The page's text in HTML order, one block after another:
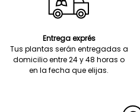
Entrega exprés
Tus plantas serán entregadas a
domicilio entre 24 y 48 horas o
en la fecha que elijas.